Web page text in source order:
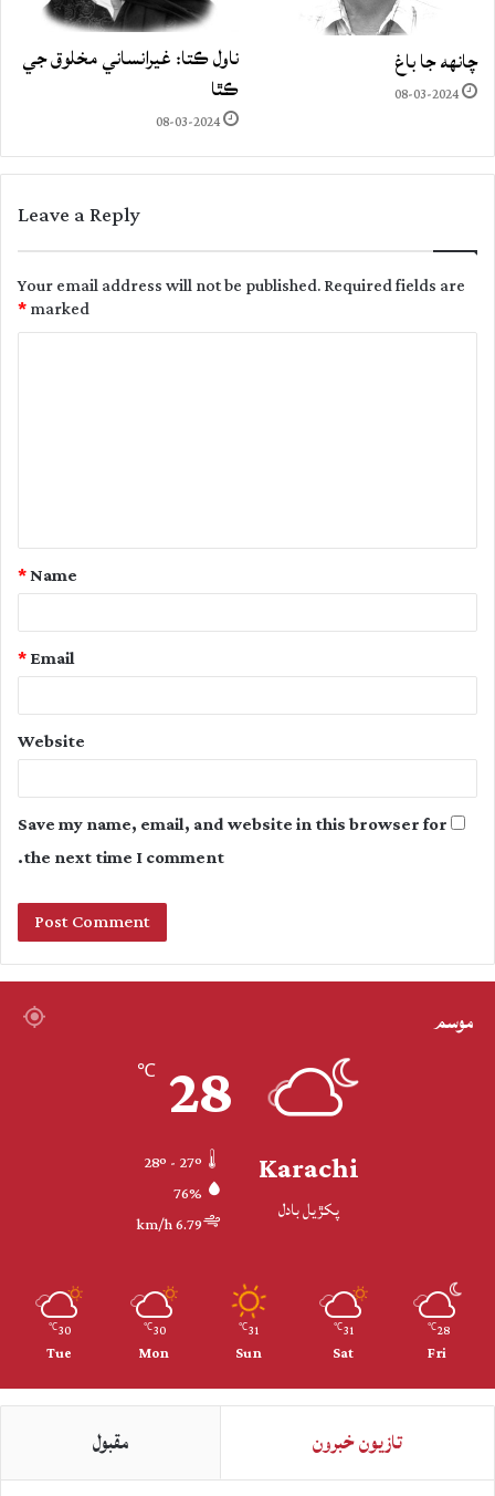
چانهه جا باغ
08-03-2024
ناول ڪتا: غيرانساني مخلوق جي
ڪٿا
08-03-2024
Leave a Reply
Your email address will not be published.Required fields are
marked
*
t
Name
*
Email
*
Website
Save my name, email, and website in this browser for
the next time I comment.
موسم
Karachi
پکڙيل بادل
28
℃
76%
6.79 km/h
28
℃
Fri
31
℃
Sat
31
℃
Sun
30
℃
Mon
30
℃
Tue
تازيون خبرون مقبول